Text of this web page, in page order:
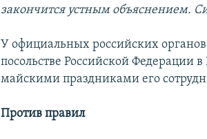
закончится устным объяснением.
У официальных российских
посольстве Российской Федерации
майскими праздниками его
Против правил